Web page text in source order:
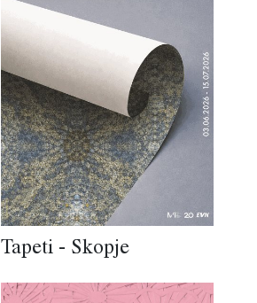
Tapeti - Skopje